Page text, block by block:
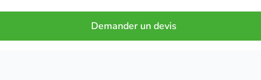
Demander un devis